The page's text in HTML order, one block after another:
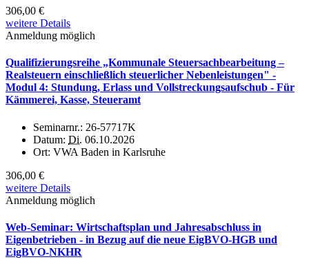
306,00 €
weitere Details
Anmeldung möglich
Qualifizierungsreihe „Kommunale Steuersachbearbeitung –
Realsteuern einschließlich steuerlicher Nebenleistungen" -
Modul 4: Stundung, Erlass und Vollstreckungsaufschub - Für
Kämmerei, Kasse, Steueramt
Seminarnr.: 26-57717K
Datum: Di. 06.10.2026
Ort: VWA Baden in Karlsruhe
306,00 €
weitere Details
Anmeldung möglich
Web-Seminar: Wirtschaftsplan und Jahresabschluss in
Eigenbetrieben - in Bezug auf die neue EigBVO-HGB und
EigBVO-NKHR